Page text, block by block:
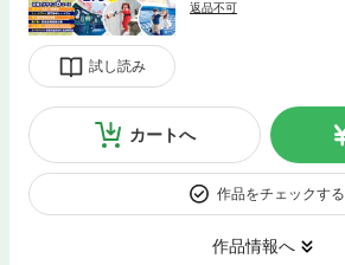
試し読み
返品不可
カートへ
作品をチェックする
作品情報へ